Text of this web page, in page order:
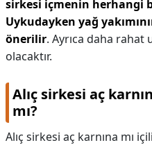
sirkesi içmenin herhangi
Uykudayken yağ
önerilir. Ayrıca daha rahat
olacaktır.
Alıç sirkesi aç
mı?
Alıç sirkesi aç karnına mı